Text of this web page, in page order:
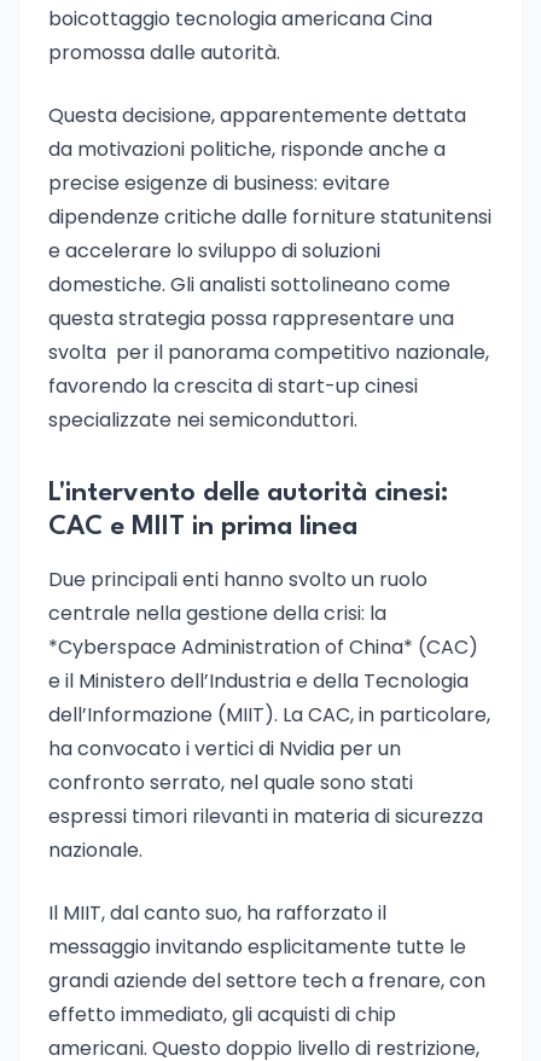
boicottaggio tecnologia americana Cina
promossa dalle autorità.
Questa decisione, apparentemente dettata
da motivazioni politiche, risponde anche a
precise esigenze di business: evitare
dipendenze critiche dalle forniture statunitensi
e accelerare lo sviluppo di soluzioni
domestiche. Gli analisti sottolineano come
questa strategia possa rappresentare una
svolta per il panorama competitivo nazionale,
favorendo la crescita di start-up cinesi
specializzate nei semiconduttori.
L'intervento delle autorità cinesi:
CAC e MIIT in prima linea
Due principali enti hanno svolto un ruolo
centrale nella gestione della crisi: la
*Cyberspace Administration of China* (CAC)
e il Ministero dell’Industria e della Tecnologia
dell’Informazione (MIIT). La CAC, in particolare,
ha convocato i vertici di Nvidia per un
confronto serrato, nel quale sono stati
espressi timori rilevanti in materia di sicurezza
nazionale.
Il MIIT, dal canto suo, ha rafforzato il
messaggio invitando esplicitamente tutte le
grandi aziende del settore tech a frenare, con
effetto immediato, gli acquisti di chip
americani. Questo doppio livello di restrizione,